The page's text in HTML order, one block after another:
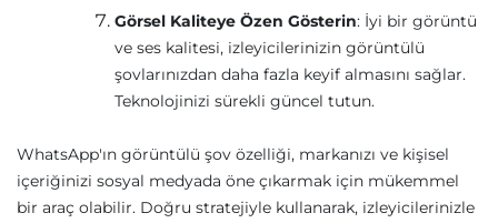
Görsel Kaliteye Özen Gösterin: İyi bir görüntü
ve ses kalitesi, izleyicilerinizin görüntülü
şovlarınızdan daha fazla keyif almasını sağlar.
Teknolojinizi sürekli güncel tutun.
WhatsApp'ın görüntülü şov özelliği, markanızı ve kişisel
içeriğinizi sosyal medyada öne çıkarmak için mükemmel
bir araç olabilir. Doğru stratejiyle kullanarak, izleyicilerinizle